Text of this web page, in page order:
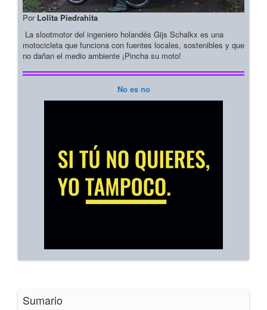
Por Lolita Piedrahita
La slootmotor del ingeniero holandés Gijs Schalkx es una
motocicleta que funciona con fuentes locales, sostenibles y que
no dañan el medio ambiente ¡Pincha su moto!
No es no
Sumario